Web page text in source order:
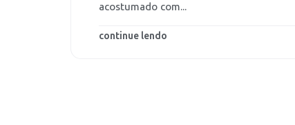
acostumado com...
continue lendo